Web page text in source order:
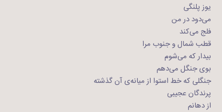
یوز پلنگی
می‌دود در من
فلج می‌کند
قطب شمال و جنوب مرا
بیدار که می‌شوم
بوی جنگل می‌دهم
جنگلی که خط استوا از میانه‌ی آن گذشته
پرندگان عجیبی
از دهانم